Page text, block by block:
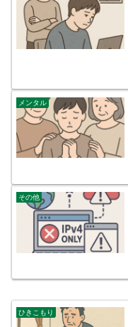
メンタル
その他
ひきこもり